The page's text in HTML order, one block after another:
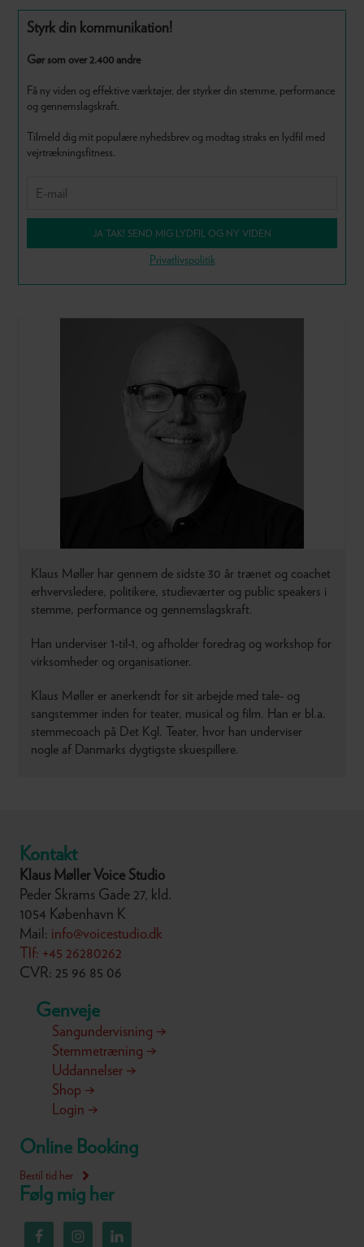
Primær
Sidebar
Styrk din kommunikation!
Gør som over 2.400 andre
Få ny viden og effektive værktøjer, der styrker din stemme, performance
og gennemslagskraft.
Tilmeld dig mit populære nyhedsbrev og modtag straks en lydfil med
vejrtrækningsfitness.
JA TAK! SEND MIG LYDFIL OG NY VIDEN
Privatlivspolitik
Klaus Møller har gennem de sidste 30 år trænet og coachet
erhvervsledere, politikere, studieværter og public speakers i
stemme, performance og gennemslagskraft.
Han underviser 1-til-1, og afholder foredrag og workshop for
virksomheder og organisationer.
Klaus Møller er anerkendt for sit arbejde med tale- og
sangstemmer inden for teater, musical og film. Han er bl.a.
stemmecoach på Det Kgl. Teater, hvor han underviser
nogle af Danmarks dygtigste skuespillere.
Kontakt
Klaus Møller Voice Studio
Peder Skrams Gade 27, kld.
1054 København K
Mail: info@voicestudio.dk
Tlf: +45 26280262
CVR: 25 96 85 06
Genveje
Sangundervisning →
Stemmetræning →
Uddannelser →
Shop →
Login →
Online Booking
Bestil tid her
Følg mig her